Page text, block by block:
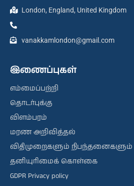
London, England, United Kingdom
vanakkamlondon@gmail.com
இணைப்புகள்
எம்மைப்பற்றி
தொடர்புக்கு
விளம்பரம்
மரண அறிவித்தல்
விதிமுறைகளும் நிபந்தனைகளும்
தனியுரிமைக் கொள்கை
GDPR Privacy policy